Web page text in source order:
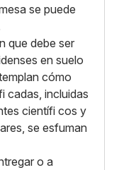
se puede
que debe ser
en suelo
cómo
cadas, incluidas
científi cos y
se esfuman
o a